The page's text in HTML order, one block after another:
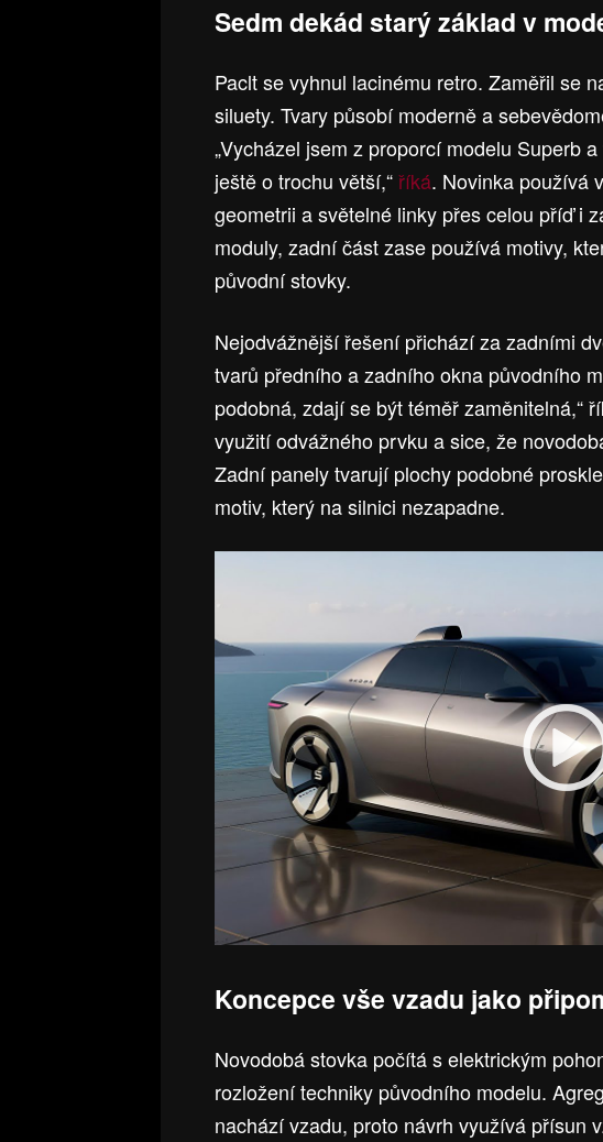
Sedm dekád starý základ v
Paclt se vyhnul lacinému retro. Zaměřil se
siluety. Tvary působí moderně a
„Vycházel jsem z proporcí modelu Superb
ještě o trochu větší,“říká. Novinka používá
geometrii a světelné linky přes celou příď i
moduly, zadní část zase používá motivy,
původní stovky.
Nejodvážnější řešení přichází za zadními
tvarů předního a zadního okna původního
podobná, zdají se být téměř zaměnitelná,“
využití odvážného prvku a sice, že
Zadní panely tvarují plochy podobné
motiv, který na silnici nezapadne.
Koncepce vše vzadu jako
Novodobá stovka počítá s elektrickým
rozložení techniky původního modelu.
nachází vzadu, proto návrh využívá přísun